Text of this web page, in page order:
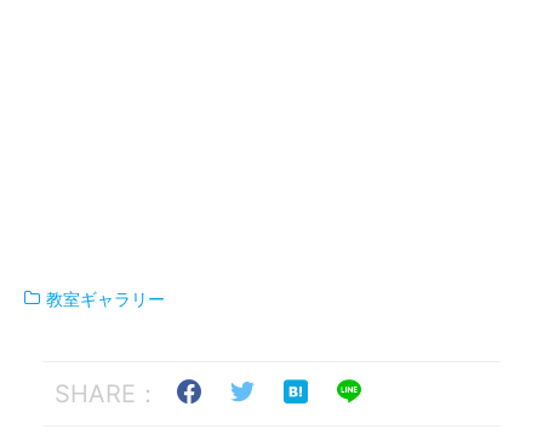
教室ギャラリー
SHARE：